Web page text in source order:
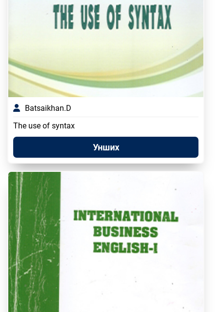
Batsaikhan.D
The use of syntax
Унших